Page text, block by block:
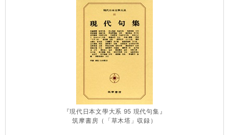
『現代日本文學大系 95 現代句集』
筑摩書房（「草木塔」収録）